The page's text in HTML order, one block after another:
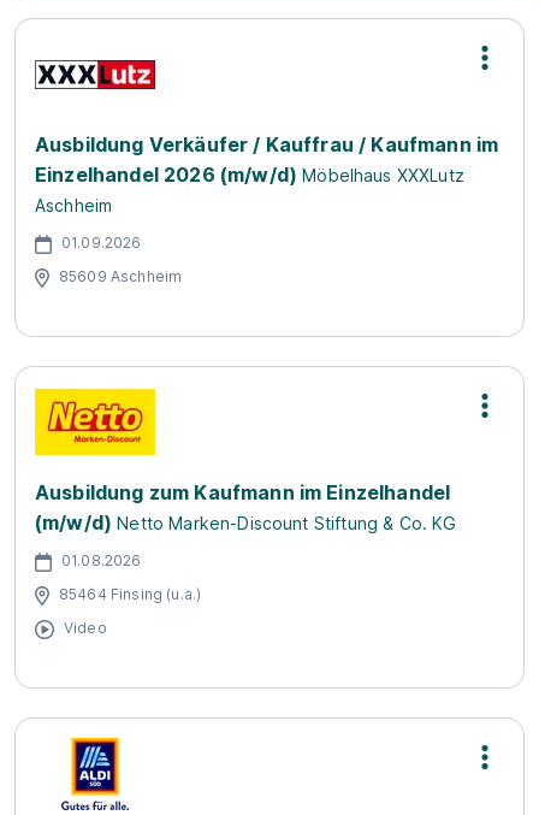
Ausbildung Verkäufer / Kauffrau / Kaufmann im
Einzelhandel 2026 (m/w/d) Möbelhaus XXXLutz
Aschheim
01.09.2026
85609 Aschheim
Ausbildung zum Kaufmann im Einzelhandel
(m/w/d) Netto Marken-Discount Stiftung & Co. KG
01.08.2026
85464 Finsing (u.a.)
Video